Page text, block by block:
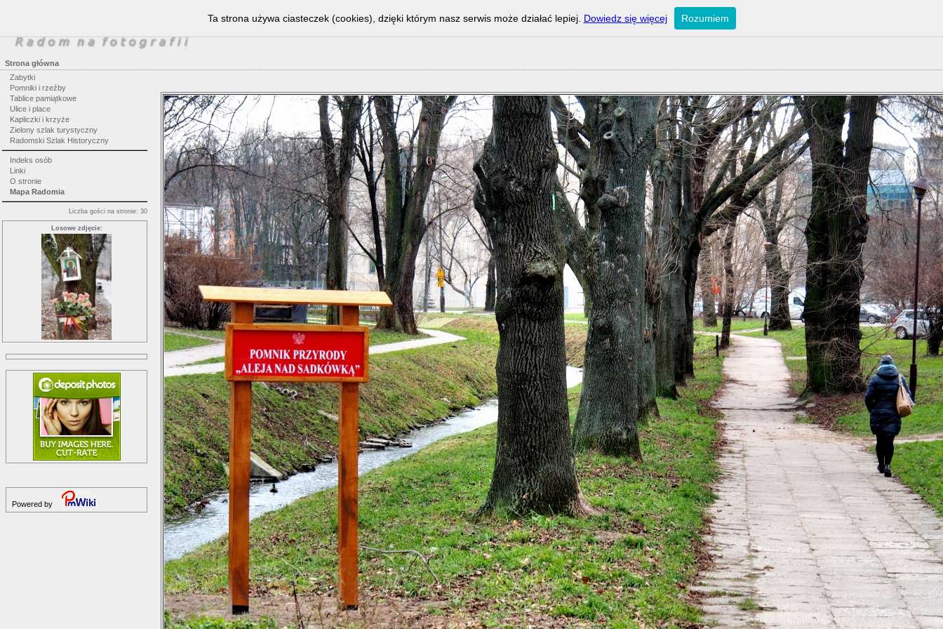
Strona główna
Zabytki
Pomniki i rzeźby
Tablice pamiątkowe
Ulice i place
Kapliczki i krzyże
Zielony szlak turystyczny
Radomski Szlak Historyczny
Indeks osób
Linki
O stronie
Mapa Radomia
Liczba gości na stronie: 30
Losowe zdjęcie:
Powered by
Ta strona używa ciasteczek (cookies), dzięki którym nasz serwis może działać lepiej. Dowiedz się więcej Rozumiem